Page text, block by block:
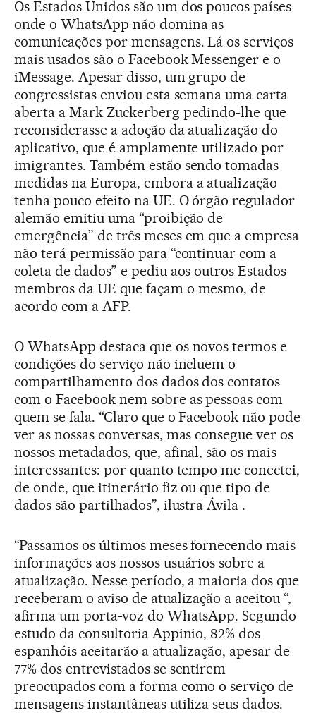
Os Estados Unidos são um dos poucos países
onde o WhatsApp não domina as
comunicações por mensagens. Lá os serviços
mais usados são o Facebook Messenger e o
iMessage. Apesar disso, um grupo de
congressistas enviou esta semana uma carta
aberta a Mark Zuckerberg pedindo-lhe que
reconsiderasse a adoção da atualização do
aplicativo, que é amplamente utilizado por
imigrantes. Também estão sendo tomadas
medidas na Europa, embora a atualização
tenha pouco efeito na UE. O órgão regulador
alemão emitiu uma “proibição de
emergência” de três meses em que a empresa
não terá permissão para “continuar com a
coleta de dados” e pediu aos outros Estados
membros da UE que façam o mesmo, de
acordo com a AFP.
O WhatsApp destaca que os novos termos e
condições do serviço não incluem o
compartilhamento dos dados dos contatos
com o Facebook nem sobre as pessoas com
quem se fala. “Claro que o Facebook não pode
ver as nossas conversas, mas consegue ver os
nossos metadados, que, afinal, são os mais
interessantes: por quanto tempo me conectei,
de onde, que itinerário fiz ou que tipo de
dados são partilhados”, ilustra Ávila .
“Passamos os últimos meses fornecendo mais
informações aos nossos usuários sobre a
atualização. Nesse período, a maioria dos que
receberam o aviso de atualização a aceitou “,
afirma um porta-voz do WhatsApp. Segundo
estudo da consultoria Appinio, 82% dos
espanhóis aceitarão a atualização, apesar de
77% dos entrevistados se sentirem
preocupados com a forma como o serviço de
mensagens instantâneas utiliza seus dados.